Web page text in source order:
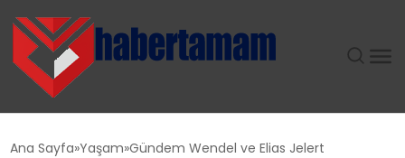
Ana Sayfa Yaşam Gündem Wendel ve Elias Jelert